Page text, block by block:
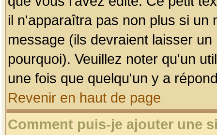
il n'apparaîtra pas non plus si un
message (ils devraient laisser
pourquoi). Veuillez noter qu'un
une fois que quelqu'un y a
Revenir en haut de page
Comment puis-je ajouter une